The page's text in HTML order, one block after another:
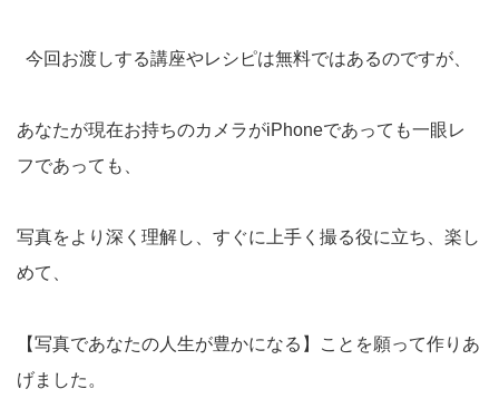
今回お渡しする講座やレシピは無料ではあるのですが、
あなたが現在お持ちのカメラがiPhoneであっても一眼レ
フであっても、
写真をより深く理解し、すぐに上手く撮る役に立ち、楽し
めて、
【写真であなたの人生が豊かになる】ことを願って作りあ
げました。